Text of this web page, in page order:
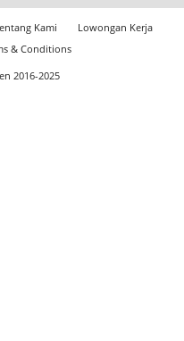
Kami
Lowongan Kerja
& Conditions
2016-2025